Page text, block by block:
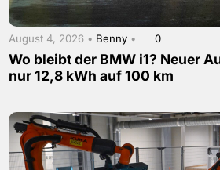
August 4, 2026 • Benny • 0
Wo bleibt der BMW i1? Neuer
nur 12,8 kWh auf 100 km